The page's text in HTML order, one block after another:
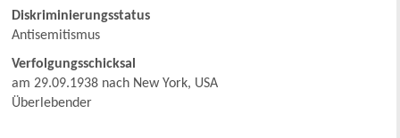
Diskriminierungsstatus
Antisemitismus
Verfolgungsschicksal
am 29.09.1938 nach New York, USA
Überlebender